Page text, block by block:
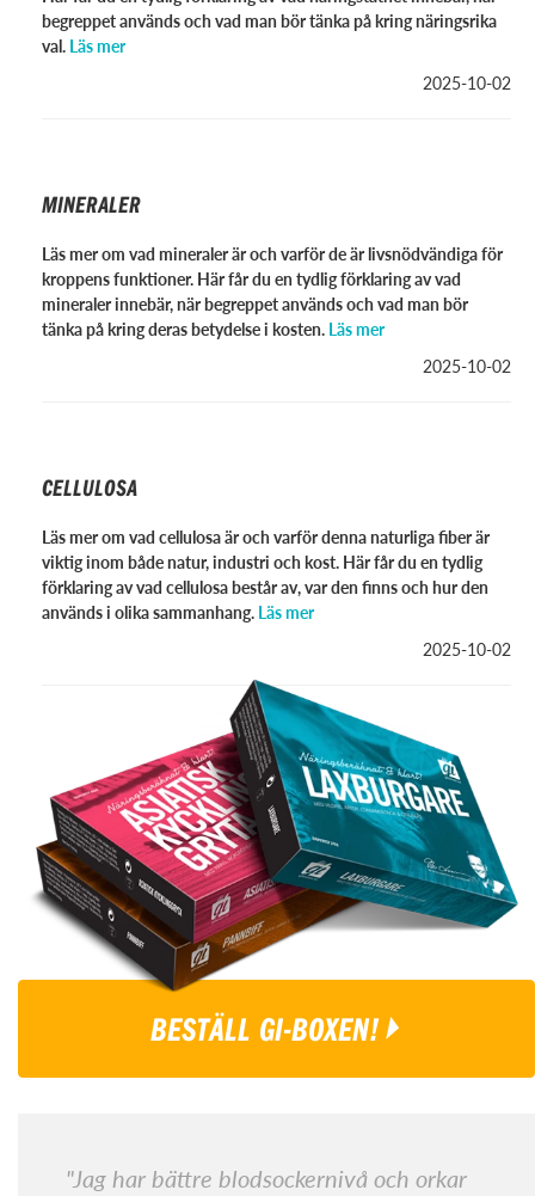
begreppet används och vad man bör tänka på kring näringsrika
val. Läs mer
2025-10-02
MINERALER
Läs mer om vad mineraler är och varför de är livsnödvändiga för
kroppens funktioner. Här får du en tydlig förklaring av vad
mineraler innebär, när begreppet används och vad man bör
tänka på kring deras betydelse i kosten. Läs mer
2025-10-02
CELLULOSA
Läs mer om vad cellulosa är och varför denna naturliga fiber är
viktig inom både natur, industri och kost. Här får du en tydlig
förklaring av vad cellulosa består av, var den finns och hur den
används i olika sammanhang. Läs mer
2025-10-02
BESTÄLL GI-BOXEN!
"Jag har bättre blodsockernivå och orkar